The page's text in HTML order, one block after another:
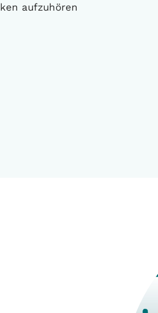
aufzuhören